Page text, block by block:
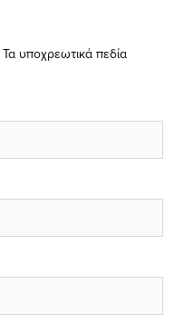
Τα υποχρεωτικά πεδία